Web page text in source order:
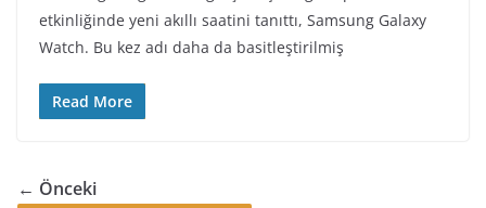
etkinliğinde yeni akıllı saatini tanıttı, Samsung Galaxy
Watch. Bu kez adı daha da basitleştirilmiş
Read More
← Önceki